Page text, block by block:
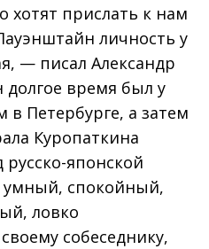
хотят прислать к нам
личность у
— писал Александр
время был у
Петербурге, а затем
Куропаткина
японской
умный, спокойный,
ловко
собеседнику,